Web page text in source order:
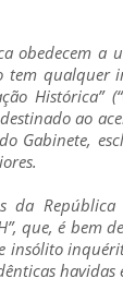
obedecem
tem qualquer
Histórica”
ao
Gabinete,
da
que, é bem
insólito
havidas